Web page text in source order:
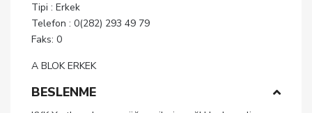
Tipi : Erkek
Telefon : 0(282) 293 49 79
Faks: 0
A BLOK ERKEK
BESLENME